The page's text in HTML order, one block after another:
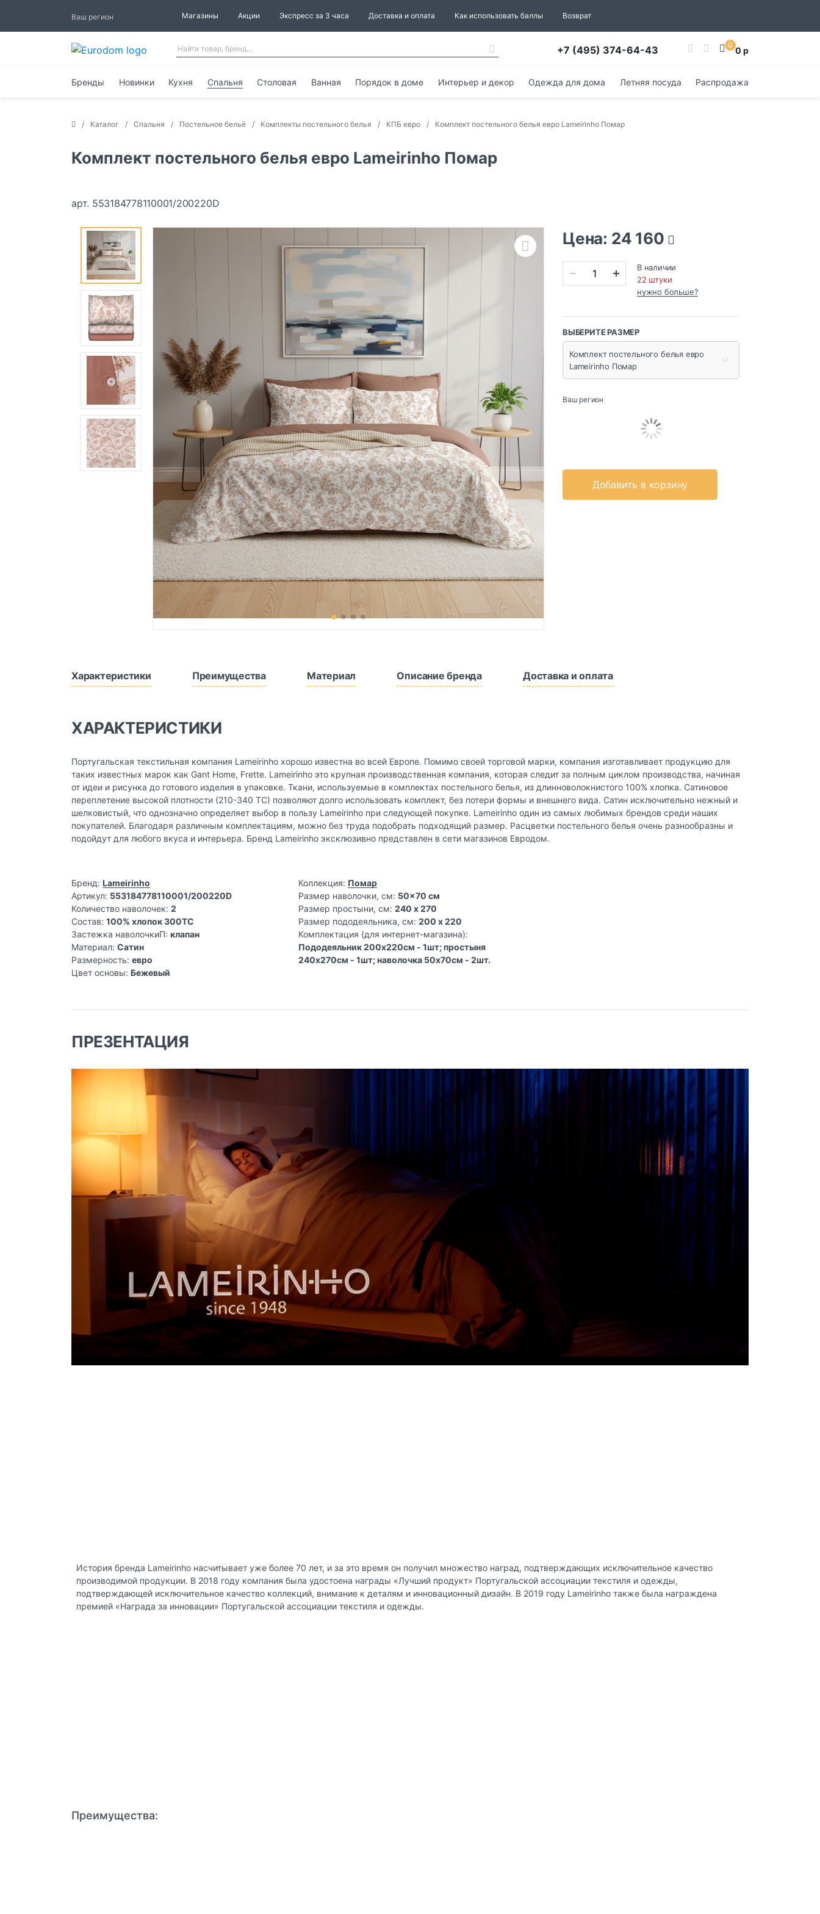
Ваш регион Магазины Акции Экспресс за 3 часа Доставка и оплата Как использовать баллы Возврат
+7 (495) 374-64-43 0 0 р
Бренды Новинки Кухня Спальня Столовая Ванная Порядок в доме Интерьер и декор Одежда для дома Летняя посуда Распродажа
Каталог Спальня Постельное бельё Комплекты постельного белья КПБ евро Комплект постельного белья евро Lameirinho Помар
Комплект постельного белья евро Lameirinho Помар
арт. 553184778110001/200220D
Цена: 24 160
В наличии
22 штуки
нужно больше?
ВЫБЕРИТЕ РАЗМЕР
Комплект постельного белья евро
Lameirinho Помар
Ваш регион
Добавить в корзину
Характеристики Преимущества Материал Описание бренда Доставка и оплата
ХАРАКТЕРИСТИКИ
Португальская текстильная компания Lameirinho хорошо известна во всей Европе. Помимо своей торговой марки, компания изготавливает продукцию для
таких известных марок как Gant Home, Frette. Lameirinho это крупная производственная компания, которая следит за полным циклом производства, начиная
от идеи и рисунка до готового изделия в упаковке. Ткани, используемые в комплектах постельного белья, из длинноволокнистого 100% хлопка. Сатиновое
переплетение высокой плотности (210-340 ТС) позволяют долго использовать комплект, без потери формы и внешнего вида. Сатин исключительно нежный и
шелковистый, что однозначно определяет выбор в пользу Lameirinho при следующей покупке. Lameirinho один из самых любимых брендов среди наших
покупателей. Благодаря различным комплектациям, можно без труда подобрать подходящий размер. Расцветки постельного белья очень разнообразны и
подойдут для любого вкуса и интерьера. Бренд Lameirinho эксклюзивно представлен в сети магазинов Евродом.
Бренд: Lameirinho
Артикул: 553184778110001/200220D
Количество наволочек: 2
Состав: 100% хлопок 300TC
Застежка наволочкиП: клапан
Материал: Сатин
Размерность: евро
Цвет основы: Бежевый
Коллекция: Помар
Размер наволочки, см: 50x70 см
Размер простыни, см: 240 x 270
Размер пододеяльника, см: 200 x 220
Комплектация (для интернет-магазина):
Пододеяльник 200х220см - 1шт; простыня
240х270см - 1шт; наволочка 50х70см - 2шт.
ПРЕЗЕНТАЦИЯ
История бренда Lameirinho насчитывает уже более 70 лет, и за это время он получил множество наград, подтверждающих исключительное качество
производимой продукции. В 2018 году компания была удостоена награды «Лучший продукт» Португальской ассоциации текстиля и одежды,
подтверждающей исключительное качество коллекций, внимание к деталям и инновационный дизайн. В 2019 году Lameirinho также была награждена
премией «Награда за инновации» Португальской ассоциации текстиля и одежды.
Преимущества: